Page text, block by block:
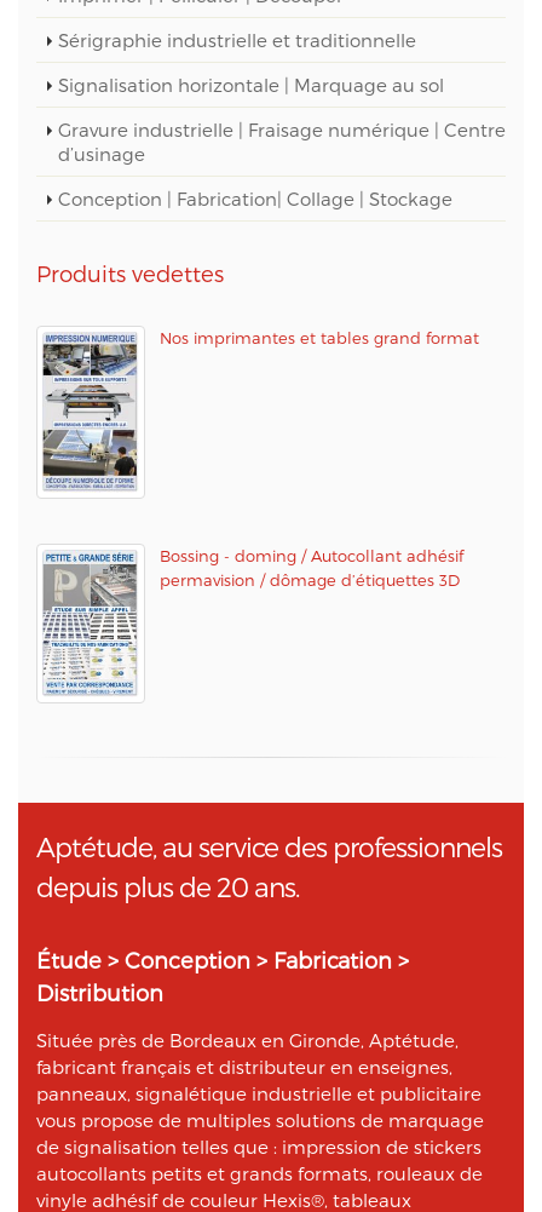
Sérigraphie industrielle et traditionnelle
Signalisation horizontale | Marquage au sol
Gravure industrielle | Fraisage numérique | Centre
d’usinage
Conception | Fabrication| Collage | Stockage
Produits vedettes
Nos imprimantes et tables grand format
Bossing - doming / Autocollant adhésif
permavision / dômage d’étiquettes 3D
Aptétude, au service des professionnels
depuis plus de 20 ans.
Étude > Conception > Fabrication >
Distribution
Située près de Bordeaux en Gironde, Aptétude,
fabricant français et distributeur en enseignes,
panneaux, signalétique industrielle et publicitaire
vous propose de multiples solutions de marquage
de signalisation telles que : impression de stickers
autocollants petits et grands formats, rouleaux de
vinyle adhésif de couleur Hexis®, tableaux